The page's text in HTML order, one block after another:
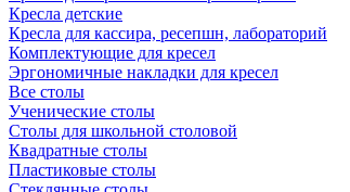
Кресла детские
Кресла для кассира, ресепшн, лабораторий
Комплектующие для кресел
Эргономичные накладки для кресел
Все столы
Ученические столы
Столы для школьной столовой
Квадратные столы
Пластиковые столы